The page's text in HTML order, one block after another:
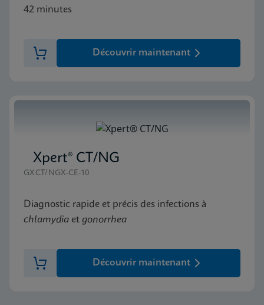
42 minutes
Découvrir maintenant
Xpert® CT/NG
GXCT/NGX-CE-10
Diagnostic rapide et précis des infections à
chlamydia et gonorrhea
Découvrir maintenant